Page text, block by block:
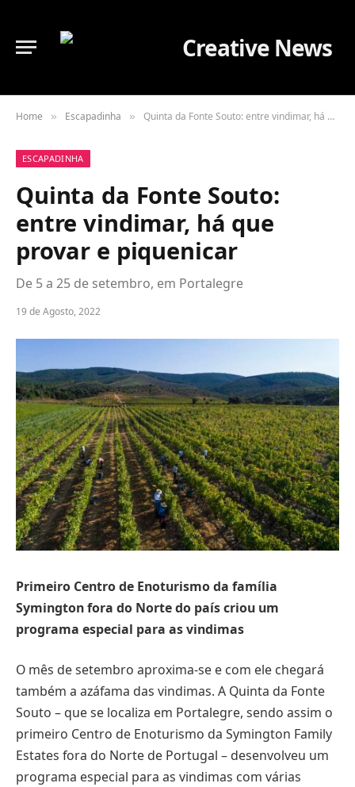
Home » Escapadinha » Quinta da Fonte Souto: entre vindimar, há que provar e piquenicar
ESCAPADINHA
Quinta da Fonte Souto:
entre vindimar, há que
provar e piquenicar
De 5 a 25 de setembro, em Portalegre
19 de Agosto, 2022
Primeiro Centro de Enoturismo da família
Symington fora do Norte do país criou um
programa especial para as vindimas
O mês de setembro aproxima-se e com ele chegará
também a azáfama das vindimas. A Quinta da Fonte
Souto – que se localiza em Portalegre, sendo assim o
primeiro Centro de Enoturismo da Symington Family
Estates fora do Norte de Portugal – desenvolveu um
programa especial para as vindimas com várias